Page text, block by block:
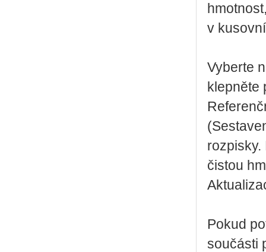
v
Vyberte
klepněte
rozpisky.
čistou
Pokud
součásti